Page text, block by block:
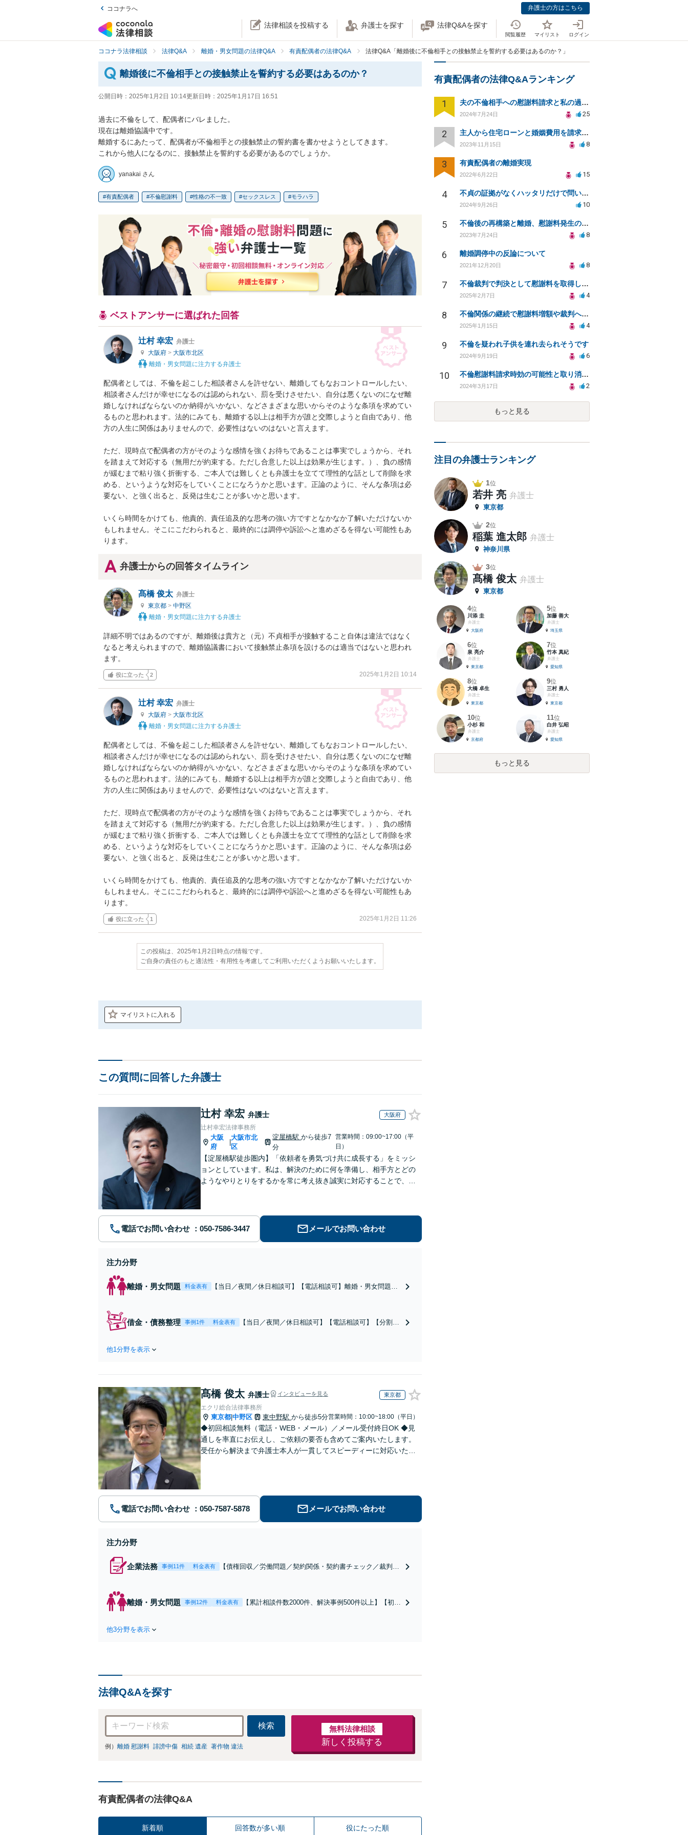
ココナラへ 弁護士の方はこちら
法律相談を投稿する 弁護士を探す 法律Q&Aを探す
閲覧履歴 マイリスト ログイン
ココナラ法律相談 法律Q&A 離婚・男女問題の法律Q&A 有責配偶者の法律Q&A 法律Q&A「離婚後に不倫相手との接触禁止を誓約する必要はあるのか？」
離婚後に不倫相手との接触禁止を誓約する必要はあるのか？
公開日時： 2025年1月2日 10:14更新日時： 2025年1月17日 16:51
過去に不倫をして、配偶者にバレました。
現在は離婚協議中です。
離婚するにあたって、配偶者が不倫相手との接触禁止の誓約書を書かせようとしてきます。
これから他人になるのに、接触禁止を誓約する必要があるのでしょうか。
yanakai さん
有責配偶者 不倫慰謝料 性格の不一致 セックスレス モラハラ
ベストアンサーに選ばれた回答
辻村 幸宏 弁護士
大阪府 > 大阪市北区
離婚・男女問題に注力する弁護士
配偶者としては、不倫を起こした相談者さんを許せない、離婚してもなおコントロールしたい、
相談者さんだけが幸せになるのは認められない、罰を受けさせたい、自分は悪くないのになぜ離
婚しなければならないのか納得がいかない、などさまざまな思いからそのような条項を求めてい
るものと思われます。法的にみても、離婚する以上は相手方が誰と交際しようと自由であり、他
方の人生に関係はありませんので、必要性はないのはないと言えます。
ただ、現時点で配偶者の方がそのような感情を強くお待ちであることは事実でしょうから、それ
を踏まえて対応する（無用だが約束する。ただし合意した以上は効果が生じます。）、負の感情
が緩むまで粘り強く折衝する、ご本人では難しくとも弁護士を立てて理性的な話として削除を求
める、というような対応をしていくことになろうかと思います。正論のように、そんな条項は必
要ない、と強く出ると、反発は生むことが多いかと思います。
いくら時間をかけても、他責的、責任追及的な思考の強い方ですとなかなか了解いただけないか
もしれません。そこにこだわられると、最終的には調停や訴訟へと進めざるを得ない可能性もあ
ります。
弁護士からの回答タイムライン
髙橋 俊太 弁護士
東京都 > 中野区
離婚・男女問題に注力する弁護士
詳細不明ではあるのですが、離婚後は貴方と（元）不貞相手が接触すること自体は違法ではなく
なると考えられますので、離婚協議書において接触禁止条項を設けるのは適当ではないと思われ
ます。
役に立った 2 2025年1月2日 10:14
辻村 幸宏 弁護士
大阪府 > 大阪市北区
離婚・男女問題に注力する弁護士
配偶者としては、不倫を起こした相談者さんを許せない、離婚してもなおコントロールしたい、
相談者さんだけが幸せになるのは認められない、罰を受けさせたい、自分は悪くないのになぜ離
婚しなければならないのか納得がいかない、などさまざまな思いからそのような条項を求めてい
るものと思われます。法的にみても、離婚する以上は相手方が誰と交際しようと自由であり、他
方の人生に関係はありませんので、必要性はないのはないと言えます。
ただ、現時点で配偶者の方がそのような感情を強くお待ちであることは事実でしょうから、それ
を踏まえて対応する（無用だが約束する。ただし合意した以上は効果が生じます。）、負の感情
が緩むまで粘り強く折衝する、ご本人では難しくとも弁護士を立てて理性的な話として削除を求
める、というような対応をしていくことになろうかと思います。正論のように、そんな条項は必
要ない、と強く出ると、反発は生むことが多いかと思います。
いくら時間をかけても、他責的、責任追及的な思考の強い方ですとなかなか了解いただけないか
もしれません。そこにこだわられると、最終的には調停や訴訟へと進めざるを得ない可能性もあ
ります。
役に立った 1 2025年1月2日 11:26
この投稿は、2025年1月2日時点の情報です。
ご自身の責任のもと適法性・有用性を考慮してご利用いただくようお願いいたします。
マイリストに入れる
この質問に回答した弁護士
辻村 幸宏 弁護士 大阪府
辻村幸宏法律事務所
大阪
府
|
大阪市北
区
淀屋橋駅から徒歩7
分
営業時間：09:00~17:00（平
日）
【淀屋橋駅徒歩圏内】「依頼者を勇気づけ共に成長する」をミッシ
ョンとしています。私は、解決のために何を準備し、相手方とどの
ようなやりとりをするかを常に考え抜き誠実に対応することで、分
電話でお問い合わせ メールでお問い合わせ
注力分野
離婚・男女問題 料金表有
【当日／夜間／休日相談可】【電話相談可】離婚・男女問題は
て伴走します。柔軟な対応でできるだけ双方を傷つけない解決
を目指します。
借金・債務整理 事例1件 料金表有
【当日／夜間／休日相談可】【電話相談可】【分割払
他1分野を表示
髙橋 俊太 弁護士 インタビューを見る 東京都
エクリ総合法律事務所
東京都 中野区 東中野駅 から徒歩5分営業時間：10:00~18:00（平日）
◆初回相談無料（電話・WEB・メール）／メール受付終日OK ◆見
通しを率直にお伝えし、ご依頼の要否も含めてご案内いたします。
受任から解決まで弁護士本人が一貫してスピーディーに対応いたし
電話でお問い合わせ メールでお問い合わせ
注力分野
企業法務 事例11件 料金表有
【債権回収／労働問題／契約関係・契約書チェック／裁判対
をお探しの方もご相談ください！【顧問経験豊富】【個別案
件も対応OK】
離婚・男女問題 事例12件 料金表有
【累計相談件数2000件、解決事例500件以上】【初回
他3分野を表示
法律Q&Aを探す
検索
例） 離婚 慰謝料 誹謗中傷 相続 遺産 著作物 違法
無料法律相談
新しく投稿する
有責配偶者の法律Q&A
新着順 回答数が多い順 役にたった順
有責配偶者の法律Q&Aランキング
1 夫の不倫相手への慰謝料請求と私の過去の不貞の時効についての相談
2024年7月24日 25
2 主人から住宅ローンと婚姻費用を請求されてます。
2023年11月15日 8
3 有責配偶者の離婚実現
2022年6月22日 15
4 不貞の証拠がなくハッタリだけで問い詰めて自白した場合、証拠になりますか？
2024年9月26日 10
5 不倫後の再構築と離婚、慰謝料発生の可能性は？
2023年7月24日 8
6 離婚調停中の反論について
2021年12月20日 8
7 不倫裁判で判決として慰謝料を取得した相手に再度裁判を起こせるのか？
2025年2月7日 4
8 不倫関係の継続で慰謝料増額や裁判への影響は？
2025年1月15日 4
9 不倫を疑われ子供を連れ去られそうです
2024年9月19日 6
10 不倫慰謝料請求時効の可能性と取り消し手段について。
2024年3月17日 2
もっと見る
注目の弁護士ランキング
1位
若井 亮 弁護士
東京都
2位
稲葉 進太郎 弁護士
神奈川県
3位
髙橋 俊太 弁護士
東京都
4位
川添 圭
弁護士
大阪府
5位
加藤 善大
弁護士
埼玉県
6位
泉 亮介
弁護士
東京都
7位
竹本 真紀
弁護士
愛知県
8位
大橋 卓生
弁護士
東京都
9位
三村 勇人
弁護士
東京都
10位
小杉 和
弁護士
京都府
11位
白井 弘昭
弁護士
愛知県
もっと見る